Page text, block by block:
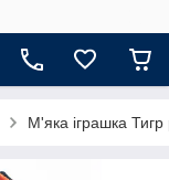
М'яка іграшка